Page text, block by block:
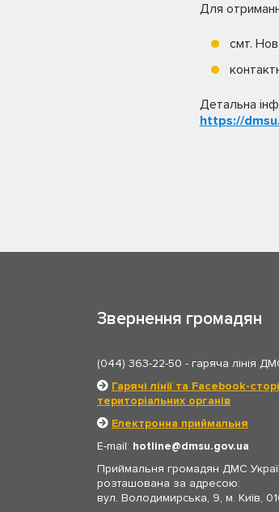
Для
смт.
Детальна
https://
Звернення громадян
(044) 363-22-50 - гаряча лінія
Гарячі лінії та Facebook-
територіальних органів
Електронна приймальня
E-mail: hotline
dmsu.gov.ua
Приймальня громадян ДМС
розташована за адресою:
вул. Володимирська, 9, м. Київ,